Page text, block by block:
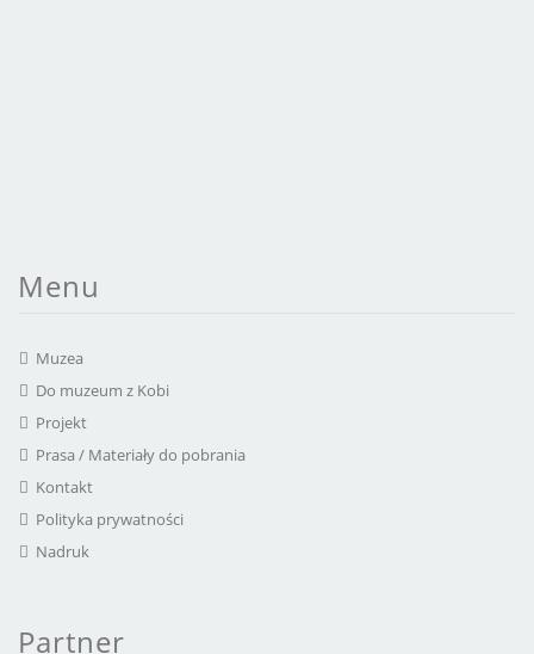
Menu
Muzea
Do muzeum z Kobi
Projekt
Prasa / Materiały do pobrania
Kontakt
Polityka prywatności
Nadruk
Partner